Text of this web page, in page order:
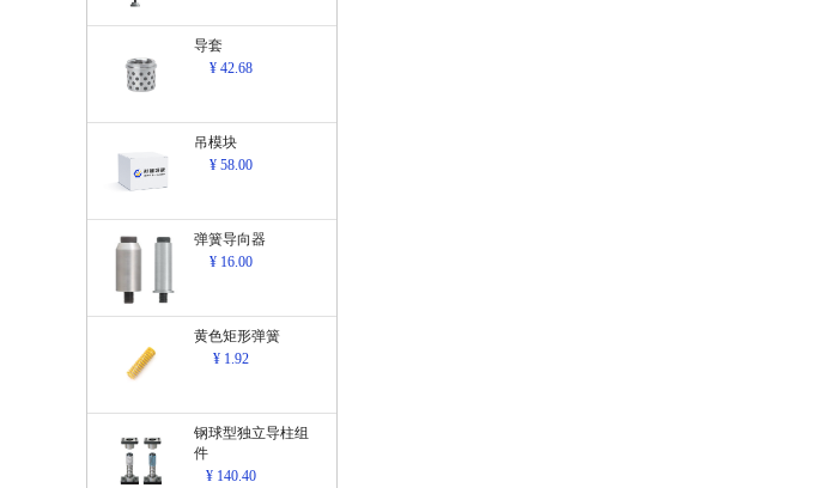
导套
¥ 42.68
吊模块
¥ 58.00
弹簧导向器
¥ 16.00
黄色矩形弹簧
¥ 1.92
钢球型独立导柱组
件
¥ 140.40